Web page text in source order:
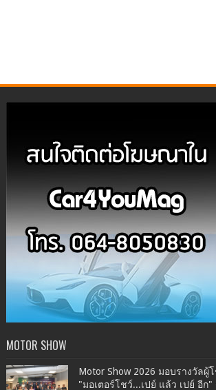
MOTOR SHOW
Motor Show 2026 มอบรางวัลผู้
"มอเตอร์โชว์...เปย์ แล้ว เปย์ อีก